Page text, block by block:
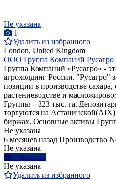
Не указана
1
Удалить из избранного
London, United Kingdom
ООО Группа Компаний Русагро
Группа Компаний «Русагро» -
агрохолдинг России. "Русагро"
позиции в производстве сахара,
растениеводстве и
Группы – 823 тыс. га.
торгуются на
биржах. Основные активы
Не указана
6 месяцев назад Производство
Не указана
Написать
Не указана
Удалить из избранного